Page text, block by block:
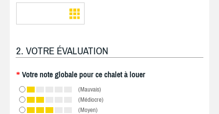
2. VOTRE ÉVALUATION
* Votre note globale pour ce chalet à louer
(Mauvais)
(Médiocre)
(Moyen)